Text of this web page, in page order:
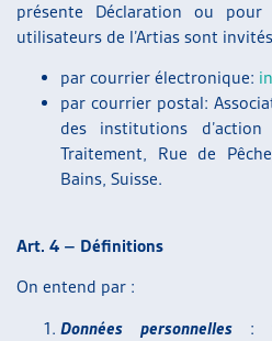
présente Déclaration ou
utilisateurs de l’Artias sont
par courrier électronique:
par courrier postal:
des institutions d’action
Traitement, Rue de
Bains, Suisse.
Art. 4 – Définitions
On entend par :
Données personnelles :